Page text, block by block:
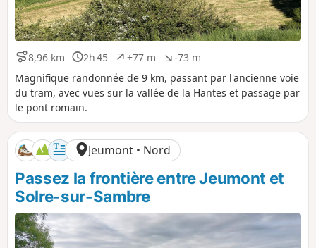
8,96 km
D
i
s
t
a
n
c
e
2h 45
D
u
r
é
e
+77 m
D
é
n
i
e
l
é
p
o
i
t
i
f
-73 m
D
é
n
i
e
l
é
n
é
t
f
Magnifique randonnée de 9 km, passant par l'ancienne voie
du tram, avec vues sur la vallée de la Hantes et passage par
le pont romain.
Jeumont • Nord
Passez la frontière entre Jeumont et
Solre-sur-Sambre